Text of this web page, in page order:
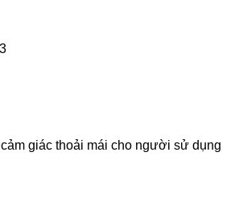
giác thoải mái cho người sử dụng